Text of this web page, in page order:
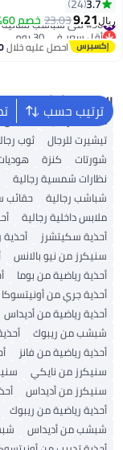
ريال9.21
23.03خصم 60% #30 في شباشب نسائية
أقل سعر في 30 يوم
#30 في شباشب نسائية احصل عليه خلال
ترتيب حسب
البحث الشائع
محفظة رجالية ملابس
تيشيرت للرجال
ثوب
شورتات
كنزة
نظارات شمسية رجالية
شباشب رجالية
حقائب
ملابس داخلية رجالية
أحذية سكيتشرز
أحذية
سنيكرز من نيو بالانس
أحذية رياضية من بوما
أحذية جري من أونيتسوكا
أحذية رياضية من أديداس
شبشب من ريبوك
أحذية رياضية من فانز
سنيكرز من نايكي
سنيكرز من أديداس
أحذية رياضية من ريبوك
شبشب من أديداس